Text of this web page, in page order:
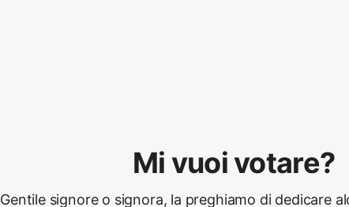
Mi vuoi votare?
Gentile signore o signora, la preghiamo di dedicare